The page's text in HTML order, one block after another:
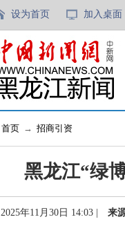
设为首页 加入桌面
首页 → 招商引资
黑龙江“绿
2025年11月30日 14:03 | 来